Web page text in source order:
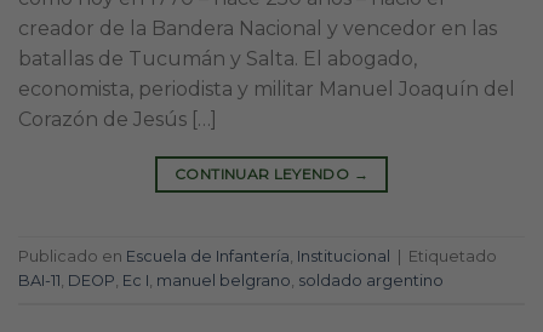
creador de la Bandera Nacional y vencedor en las
batallas de Tucumán y Salta. El abogado,
economista, periodista y militar Manuel Joaquín del
Corazón de Jesús […]
CONTINUAR LEYENDO →
Publicado en Escuela de Infantería Institucional
Etiquetado
BAI-11 DEOP Ec I manuel belgrano soldado argentino